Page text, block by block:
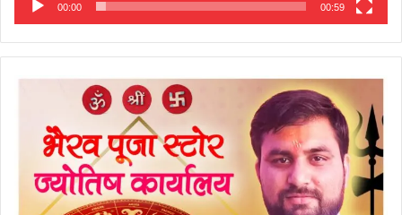
00:00 00:59